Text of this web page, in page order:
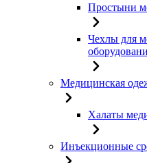
Простыни
Чехлы для
Медицинская
Халаты
Инъекционные